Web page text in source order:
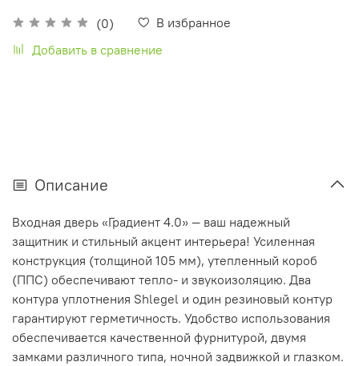
(0)
В избранное
Добавить в сравнение
Описание
Входная дверь «Градиент 4.0» — ваш надежный
защитник и стильный акцент интерьера! Усиленная
конструкция (толщиной 105 мм), утепленный короб
(ППС) обеспечивают тепло- и звукоизоляцию. Два
контура уплотнения Shlegel и один резиновый контур
гарантируют герметичность. Удобство использования
обеспечивается качественной фурнитурой, двумя
замками различного типа, ночной задвижкой и глазком.